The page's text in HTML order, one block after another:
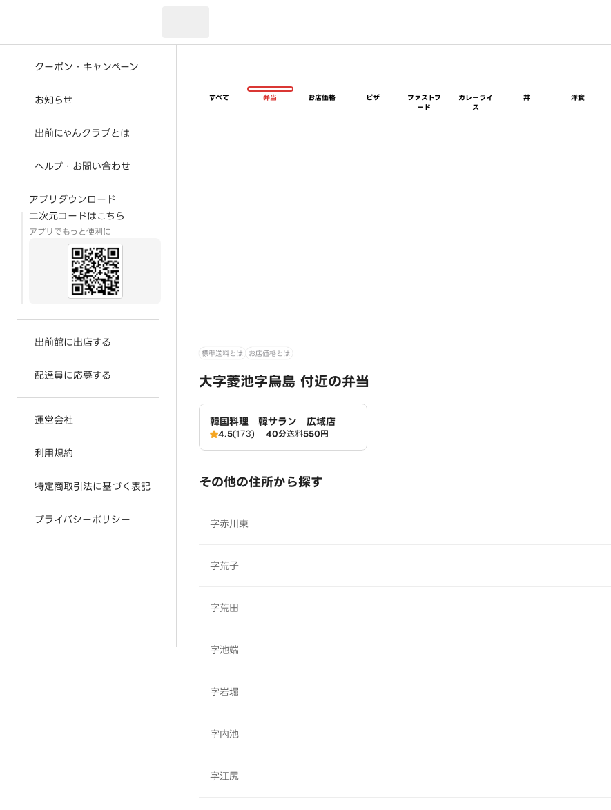
クーポン・キャンペーン
お知らせ
出前にゃんクラブとは
ヘルプ・お問い合わせ
アプリダウンロード
二次元コードはこちら
アプリでもっと便利に
出前館に出店する
配達員に応募する
運営会社
利用規約
特定商取引法に基づく表記
プライバシーポリシー
すべて 弁当 お店価格 ピザ
ファストフ
ード
カレーライ
ス
丼 洋食
標準送料とは お店価格とは
大字菱池字烏島 付近の弁当
韓国料理 韓サラン 広域店
4.5(173) 40分送料550円
その他の住所から探す
字赤川東
字荒子
字荒田
字池端
字岩堀
字内池
字江尻